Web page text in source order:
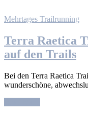
Mehrtages Trailrunning
Terra Raetica
auf den Trails
Bei den Terra Raetica
wunderschöne,